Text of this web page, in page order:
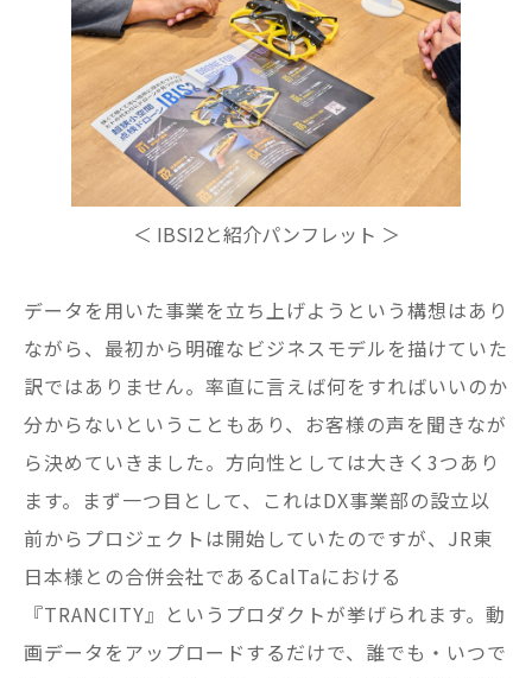
＜ IBSI2と紹介パンフレット ＞
データを用いた事業を立ち上げようという構想はあり
ながら、最初から明確なビジネスモデルを描けていた
訳ではありません。率直に言えば何をすればいいのか
分からないということもあり、お客様の声を聞きなが
ら決めていきました。方向性としては大きく3つあり
ます。まず一つ目として、これはDX事業部の設立以
前からプロジェクトは開始していたのですが、JR東
日本様との合併会社であるCalTaにおける
『TRANCITY』というプロダクトが挙げられます。動
画データをアップロードするだけで、誰でも・いつで